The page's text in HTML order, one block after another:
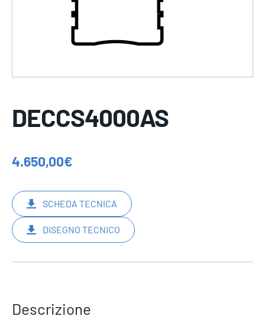
DECCS4000AS
4.650,00€
SCHEDA TECNICA
DISEGNO TECNICO
Descrizione